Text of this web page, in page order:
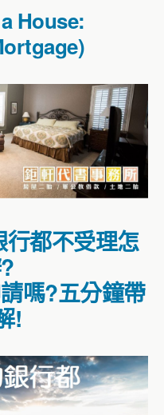
House:
都不受理怎
嗎?五分鐘帶
!